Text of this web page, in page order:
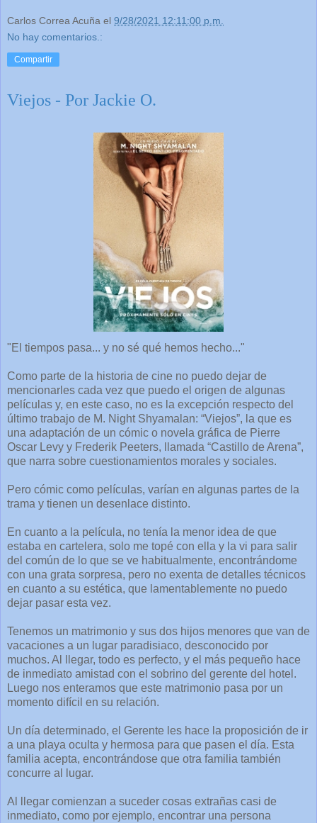
Carlos Correa Acuña el 9/28/2021 12:11:00 p.m.
No hay comentarios.:
Compartir
Viejos - Por Jackie O.
"El tiempos pasa... y no sé qué hemos hecho..."
Como parte de la historia de cine no puedo dejar de
mencionarles cada vez que puedo el origen de algunas
películas y, en este caso, no es la excepción respecto del
último trabajo de M. Night Shyamalan: “Viejos”, la que es
una adaptación de un cómic o novela gráfica de Pierre
Oscar Levy y Frederik Peeters, llamada “Castillo de Arena”,
que narra sobre cuestionamientos morales y sociales.
Pero cómic como películas, varían en algunas partes de la
trama y tienen un desenlace distinto.
En cuanto a la película, no tenía la menor idea de que
estaba en cartelera, solo me topé con ella y la vi para salir
del común de lo que se ve habitualmente, encontrándome
con una grata sorpresa, pero no exenta de detalles técnicos
en cuanto a su estética, que lamentablemente no puedo
dejar pasar esta vez.
Tenemos un matrimonio y sus dos hijos menores que van de
vacaciones a un lugar paradisiaco, desconocido por
muchos. Al llegar, todo es perfecto, y el más pequeño hace
de inmediato amistad con el sobrino del gerente del hotel.
Luego nos enteramos que este matrimonio pasa por un
momento difícil en su relación.
Un día determinado, el Gerente les hace la proposición de ir
a una playa oculta y hermosa para que pasen el día. Esta
familia acepta, encontrándose que otra familia también
concurre al lugar.
Al llegar comienzan a suceder cosas extrañas casi de
inmediato, como por ejemplo, encontrar una persona